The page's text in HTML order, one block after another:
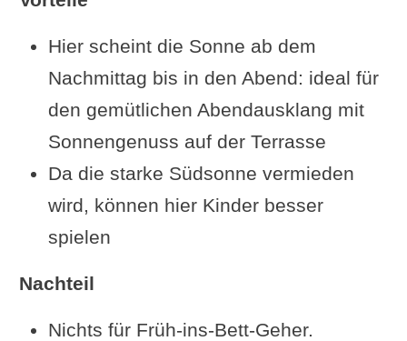
Hier scheint die Sonne ab dem
Nachmittag bis in den Abend: ideal für
den gemütlichen Abendausklang mit
Sonnengenuss auf der Terrasse
Da die starke Südsonne vermieden
wird, können hier Kinder besser
spielen
Nachteil
Nichts für Früh-ins-Bett-Geher.